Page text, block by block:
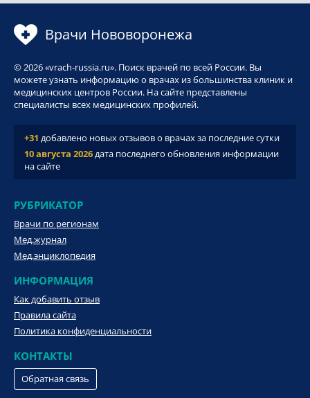
Врачи Нововоронежа
© 2026 «vrach-russia.ru». Поиск врачей по всей России. Вы
можете узнать информацию о врачах из большинства клиник и
медицинских центров России. На сайте представлены
специалисты всех медицинских профилей.
+31 добавлено новых отзывов о врачах за последние сутки
10 августа 2026дата последнего обновления информации
на сайте
РУБРИКАТОР
Врачи по регионам
Мед.журнал
Мед.энциклопедия
ИНФОРМАЦИЯ
Как добавить отзыв
Правила сайта
Политика конфиденциальности
КОНТАКТЫ
Обратная связь